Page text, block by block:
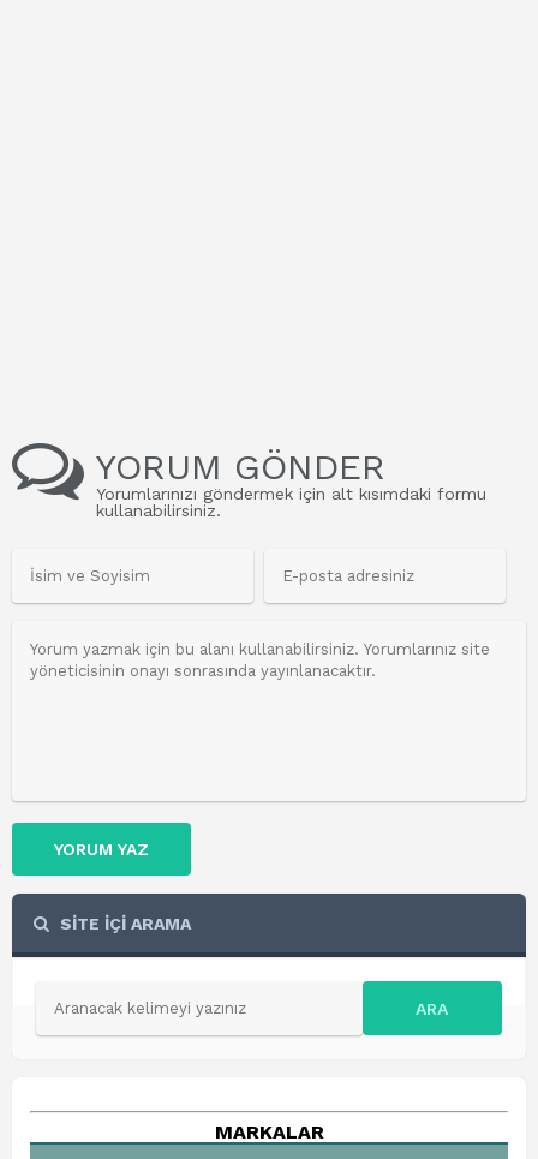
YORUM GÖNDER
Yorumlarınızı göndermek için alt kısımdaki formu
kullanabilirsiniz.
YORUM YAZ
SİTE İÇİ ARAMA
ARA
MARKALAR